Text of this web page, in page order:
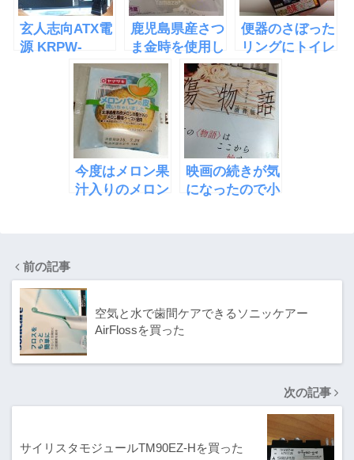
玄人志向ATX電
源 KRPW-
N500W/85+を
鹿児島県産さつ
ま金時を使用し
たふわふわスフ
レ
便器のさぼった
リングにトイレ
洗浄中さぼった
リングを買った
今度はメロン果
汁入りのメロン
映画の続きが気
になったので小
前の記事
空気と水で歯間ケアできるソニッケアー
AirFlossを買った
次の記事
サイリスタモジュールTM90EZ-Hを買った